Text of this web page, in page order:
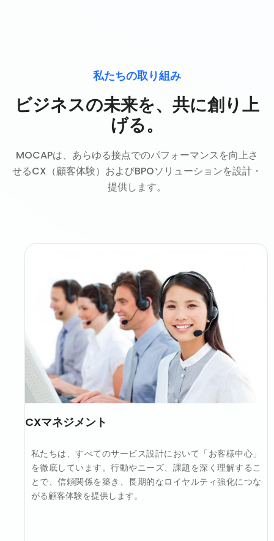
私たちの取り組み
ビジネスの未来を、共に創り上
げる。
MOCAPは、あらゆる接点でのパフォーマンスを向上さ
せるCX（顧客体験）およびBPOソリューションを設計・
提供します。
CXマネジメント
私たちは、すべてのサービス設計において「お客様中心」
を徹底しています。行動やニーズ、課題を深く理解するこ
とで、信頼関係を築き、長期的なロイヤルティ強化につな
がる顧客体験を提供します。